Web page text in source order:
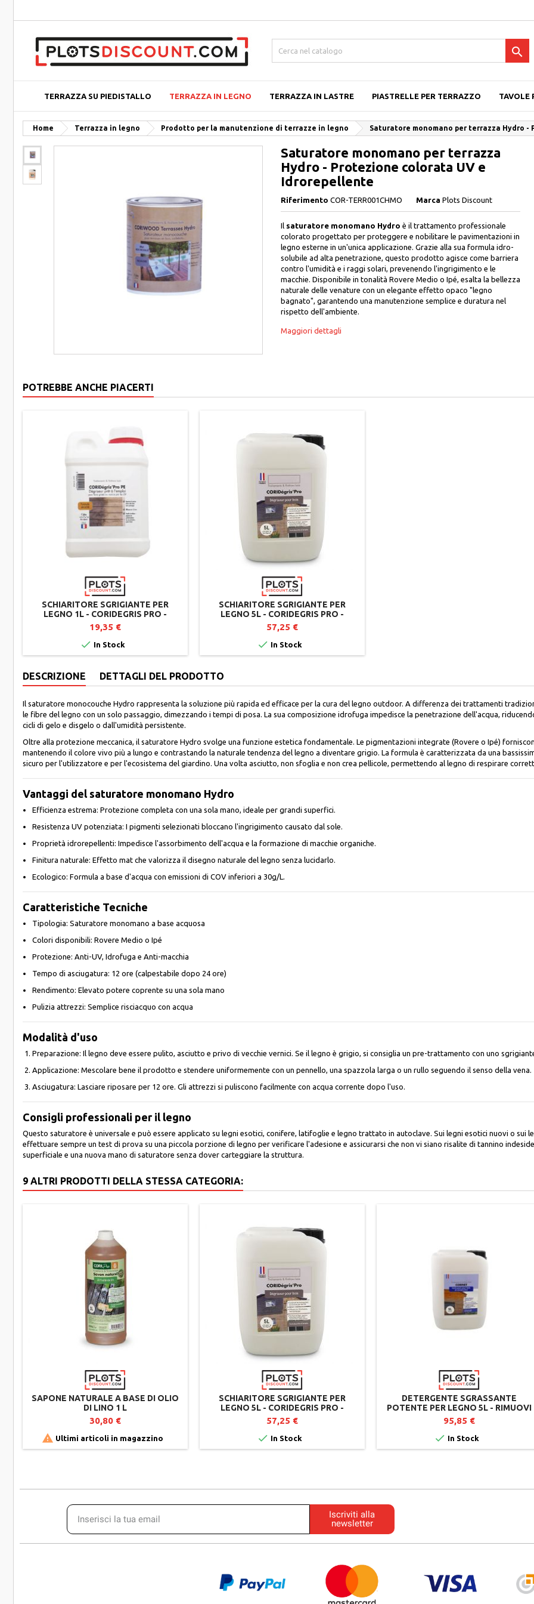

TERRAZZA SU PIEDISTALLO TERRAZZA IN LEGNO TERRAZZA IN LASTRE PIASTRELLE PER TERRAZZO TAVOLE
Home Terrazza in legno Prodotto per la manutenzione di terrazze in legno Saturatore monomano per terrazza Hydro
Saturatore monomano per terrazza
Hydro - Protezione colorata UV e
Idrorepellente
Riferimento COR-TERR001CHMO Marca Plots Discount
Il saturatore monomano Hydro è il trattamento professionale
colorato progettato per proteggere e nobilitare le pavimentazioni in
legno esterne in un'unica applicazione. Grazie alla sua formula idro-
solubile ad alta penetrazione, questo prodotto agisce come barriera
contro l'umidità e i raggi solari, prevenendo l'ingrigimento e le
macchie. Disponibile in tonalità Rovere Medio o Ipé, esalta la bellezza
naturale delle venature con un elegante effetto opaco "legno
bagnato", garantendo una manutenzione semplice e duratura nel
rispetto dell'ambiente.
Maggiori dettagli
POTREBBE ANCHE PIACERTI
SCHIARITORE SGRIGIANTE PER
LEGNO 1L - CORIDEGRIS PRO -
RITORNO ALLA TINTA ORIGINALE
19,35 €
 In Stock
SCHIARITORE SGRIGIANTE PER
LEGNO 5L - CORIDEGRIS PRO -
RITORNO ALLA TINTA ORIGINALE
57,25 €
 In Stock
DESCRIZIONE DETTAGLI DEL PRODOTTO
Il saturatore monocouche Hydro rappresenta la soluzione più rapida ed efficace per la cura del legno outdoor. A differenza dei trattamenti
le fibre del legno con un solo passaggio, dimezzando i tempi di posa. La sua composizione idrofuga impedisce la penetrazione dell'acqua,
cicli di gelo e disgelo o dall'umidità persistente.
Oltre alla protezione meccanica, il saturatore Hydro svolge una funzione estetica fondamentale. Le pigmentazioni integrate (Rovere o Ipé)
mantenendo il colore vivo più a lungo e contrastando la naturale tendenza del legno a diventare grigio. La formula è caratterizzata da una
sicuro per l'utilizzatore e per l'ecosistema del giardino. Una volta asciutto, non sfoglia e non crea pellicole, permettendo al legno di respirare
Vantaggi del saturatore monomano Hydro
Efficienza estrema: Protezione completa con una sola mano, ideale per grandi superfici.
Resistenza UV potenziata: I pigmenti selezionati bloccano l'ingrigimento causato dal sole.
Proprietà idrorepellenti: Impedisce l'assorbimento dell'acqua e la formazione di macchie organiche.
Finitura naturale: Effetto mat che valorizza il disegno naturale del legno senza lucidarlo.
Ecologico: Formula a base d'acqua con emissioni di COV inferiori a 30g/L.
Caratteristiche Tecniche
Tipologia: Saturatore monomano a base acquosa
Colori disponibili: Rovere Medio o Ipé
Protezione: Anti-UV, Idrofuga e Anti-macchia
Tempo di asciugatura: 12 ore (calpestabile dopo 24 ore)
Rendimento: Elevato potere coprente su una sola mano
Pulizia attrezzi: Semplice risciacquo con acqua
Modalità d'uso
Preparazione: Il legno deve essere pulito, asciutto e privo di vecchie vernici. Se il legno è grigio, si consiglia un pre-trattamento con uno
Applicazione: Mescolare bene il prodotto e stendere uniformemente con un pennello, una spazzola larga o un rullo seguendo il senso della vena.
Asciugatura: Lasciare riposare per 12 ore. Gli attrezzi si puliscono facilmente con acqua corrente dopo l'uso.
Consigli professionali per il legno
Questo saturatore è universale e può essere applicato su legni esotici, conifere, latifoglie e legno trattato in autoclave. Sui legni esotici nuovi o sui
effettuare sempre un test di prova su una piccola porzione di legno per verificare l'adesione e assicurarsi che non vi siano risalite di tannino
superficiale e una nuova mano di saturatore senza dover carteggiare la struttura.
9 ALTRI PRODOTTI DELLA STESSA CATEGORIA:
SAPONE NATURALE A BASE DI OLIO
DI LINO 1 L
30,80 €
 Ultimi articoli in magazzino
SCHIARITORE SGRIGIANTE PER
LEGNO 5L - CORIDEGRIS PRO -
RITORNO ALLA TINTA ORIGINALE
57,25 €
 In Stock
DETERGENTE SGRASSANTE
POTENTE PER LEGNO 5L - RIMUOVI
OLIO E SATURATORI
95,85 €
 In Stock
Iscriviti alla
newsletter